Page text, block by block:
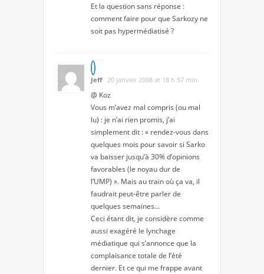
Et la question sans réponse :
comment faire pour que Sarkozy ne
soit pas hypermédiatisé ?
Jeff 20 janvier 2008 at 18 h 57 min
@ Koz
Vous m’avez mal compris (ou mal
lu) : je n’ai rien promis, j’ai
simplement dit : « rendez-vous dans
quelques mois pour savoir si Sarko
va baisser jusqu’à 30% d’opinions
favorables (le noyau dur de
l’UMP) ». Mais au train où ça va, il
faudrait peut-être parler de
quelques semaines…
Ceci étant dit, je considère comme
aussi exagéré le lynchage
médiatique qui s’annonce que la
complaisance totale de l’été
dernier. Et ce qui me frappe avant